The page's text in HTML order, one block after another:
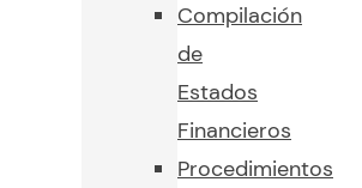
Compilación
de
Estados
Financieros
Procedimientos